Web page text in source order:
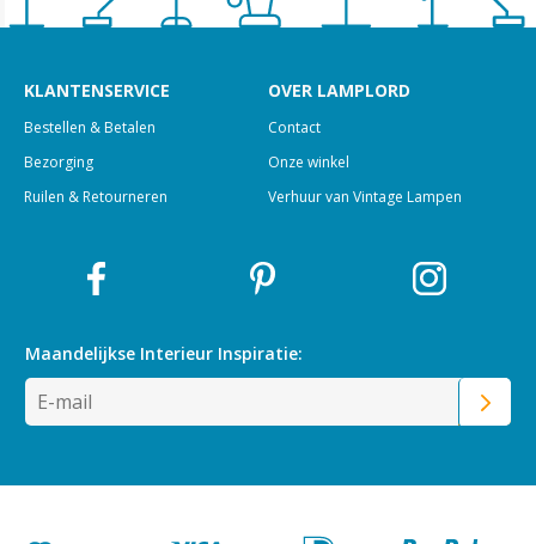
KLANTENSERVICE
Bestellen & Betalen
Bezorging
Ruilen & Retourneren
OVER LAMPLORD
Contact
Onze winkel
Verhuur van Vintage Lampen
Maandelijkse Interieur Inspiratie: